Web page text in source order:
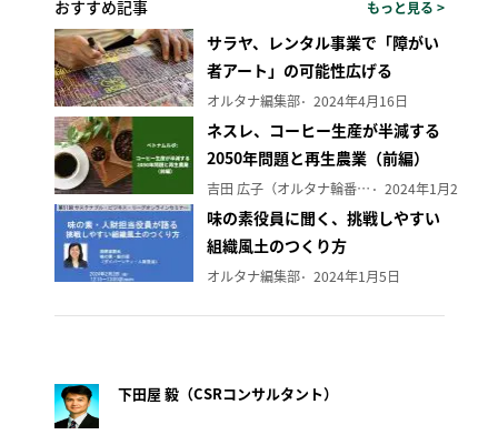
おすすめ記事 もっと見る >
サラヤ、レンタル事業で「障がい
者アート」の可能性広げる
オルタナ編集部 2024年4月16日
ネスレ、コーヒー生産が半減する
2050年問題と再生農業（前編）
吉田 広子（オルタナ輪番編集長） 2024年1月29日
味の素役員に聞く、挑戦しやすい
組織風土のつくり方
オルタナ編集部 2024年1月5日
下田屋 毅（CSRコンサルタント）